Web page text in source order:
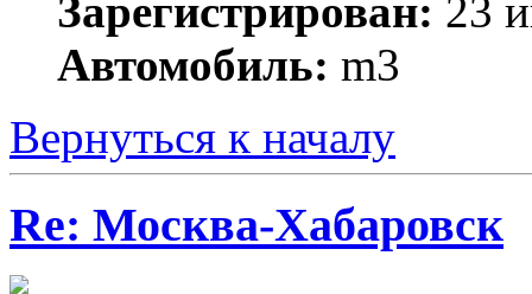
Зарегистрирован: 23
Автомобиль: m3
Вернуться к началу
Re: Москва-Хабаровск